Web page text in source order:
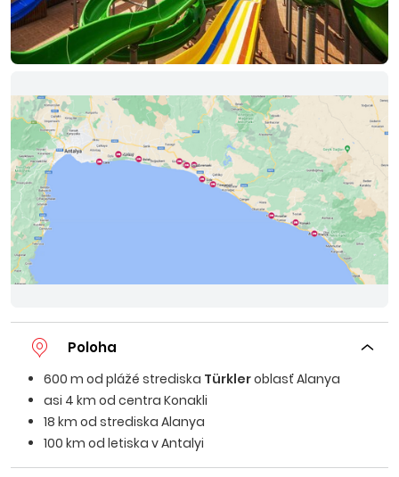
Poloha
600 m od plážé strediska Türkleroblasť Alanya
asi 4 km od centra Konakli
18 km od strediska Alanya
100 km od letiska v Antalyi